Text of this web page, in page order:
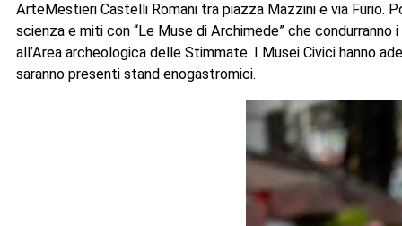
ArteMestieri Castelli Romani tra piazza Mazzini e via Furio.
scienza e miti con “Le Muse di Archimede” che
all’Area archeologica delle Stimmate. I Musei Civici hanno
saranno presenti stand enogastromici.